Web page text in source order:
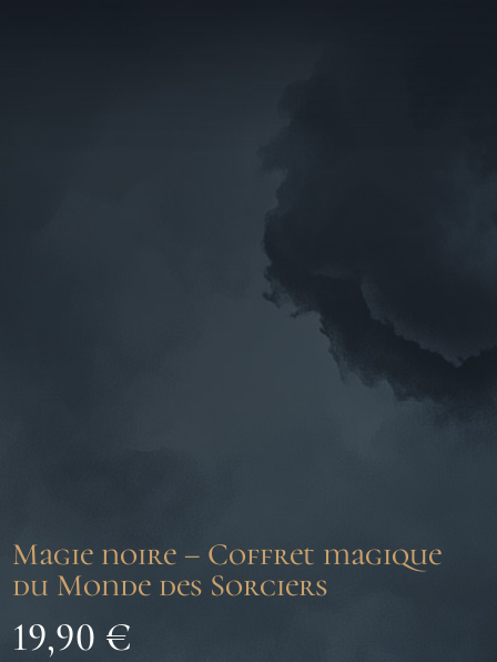
Magie noire – Coffret magique
du Monde des Sorciers
19,90 €